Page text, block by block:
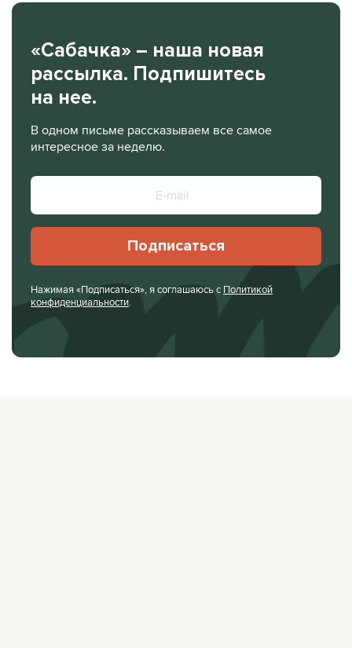
«Сабачка» – наша новая
рассылка. Подпишитесь
на нее.
В одном письме рассказываем все самое
интересное за неделю.
Подписаться
Нажимая «Подписаться», я соглашаюсь с Политикой
конфиденциальности.